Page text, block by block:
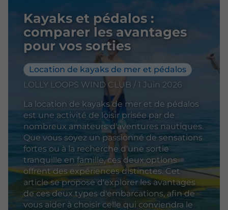
Kayaks et pédalos :
comparer les avantages
pour vos sorties
Location de kayaks de mer et pédalos
LOLLY LOOPS WIND CLUB / 1 Juin 2026
La location de kayaks de mer et de pédalos
est une activité de loisir prisée par de
nombreux amateurs d'aventures nautiques.
Que vous soyez un passionné de sensations
fortes ou à la recherche d'une sortie
tranquille en famille, ces deux options
offrent des expériences distinctes. Cet
article se propose d'explorer les avantages
de ces deux types d'embarcations, afin de
vous aider à choisir celle qui conviendra le